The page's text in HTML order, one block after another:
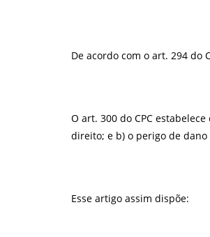
De acordo com o art. 294 do
O art. 300 do CPC
direito; e b) o perigo de
Esse artigo assim dispõe: